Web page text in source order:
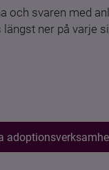
och svaren med
ner på varje